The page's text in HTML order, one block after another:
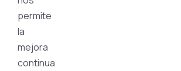
permite
la
mejora
continua